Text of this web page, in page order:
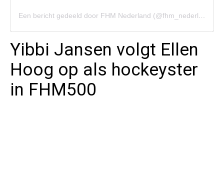
Een bericht gedeeld door FHM Nederland (@fhm_nederland)
Yibbi Jansen volgt Ellen
Hoog op als hockeyster
in FHM500